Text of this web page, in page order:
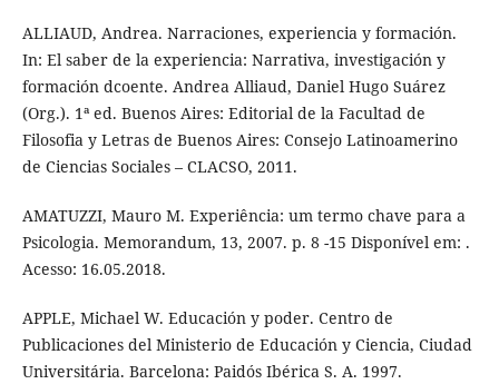
ALLIAUD, Andrea. Narraciones, experiencia y formación.
In: El saber de la experiencia: Narrativa, investigación y
formación dcoente. Andrea Alliaud, Daniel Hugo Suárez
(Org.). 1ª ed. Buenos Aires: Editorial de la Facultad de
Filosofia y Letras de Buenos Aires: Consejo Latinoamerino
de Ciencias Sociales – CLACSO, 2011.
AMATUZZI, Mauro M. Experiência: um termo chave para a
Psicologia. Memorandum, 13, 2007. p. 8 -15 Disponível em: .
Acesso: 16.05.2018.
APPLE, Michael W. Educación y poder. Centro de
Publicaciones del Ministerio de Educación y Ciencia, Ciudad
Universitária. Barcelona: Paidós Ibérica S. A. 1997.